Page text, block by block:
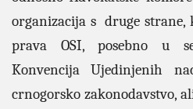
organizacija s druge strane,
prava OSI, posebno u
Konvencija Ujedinjenih
crnogorsko zakonodavstvo,